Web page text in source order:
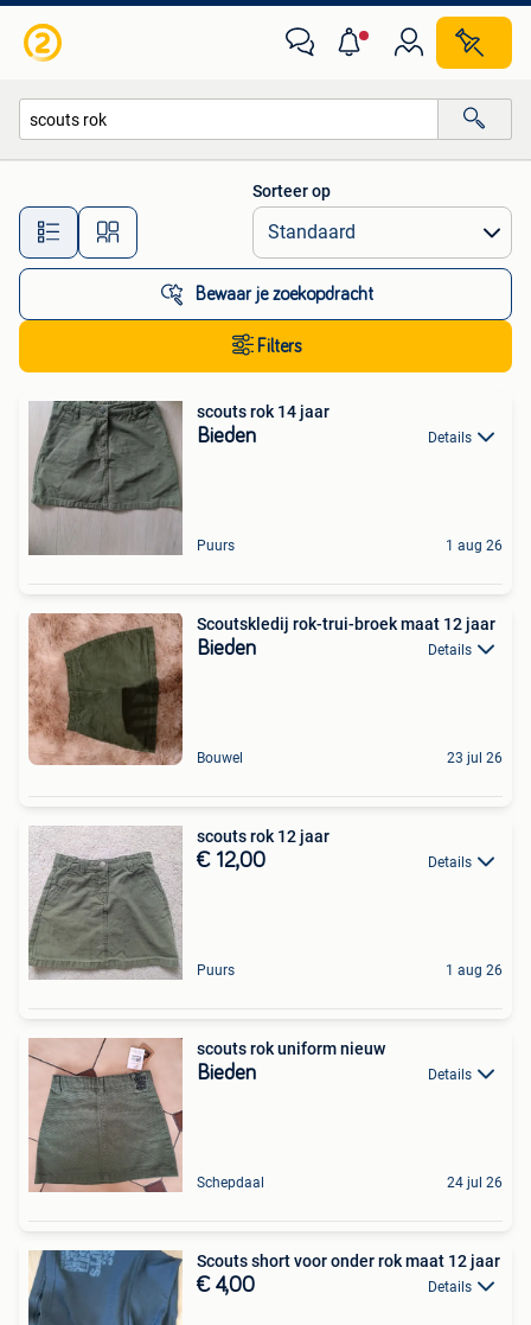
Alle afstanden…
Sorteer op
Bewaar je zoekopdracht
Filters
scouts rok 14 jaar
Bieden Details
Puurs 1 aug 26
Scoutskledij rok-trui-broek maat 12 jaar
Bieden Details
Bouwel 23 jul 26
scouts rok 12 jaar
€ 12,00 Details
Puurs 1 aug 26
scouts rok uniform nieuw
Bieden Details
Schepdaal 24 jul 26
Scouts short voor onder rok maat 12 jaar
€ 4,00 Details